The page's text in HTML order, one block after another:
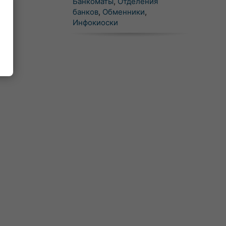
банков, Обменники,
Инфокиоски